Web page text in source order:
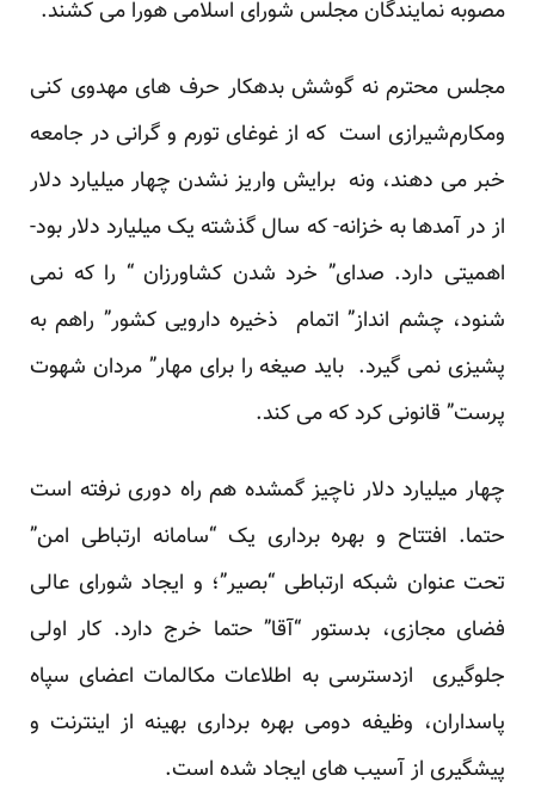
مصوبه نمایندگان مجلس شورای اسلامی هورا می کشند.
مجلس محترم نه گوشش بدهکار حرف های مهدوی کنی
ومکارم‌شیرازی است که از غوغای تورم و گرانی در جامعه
خبر می دهند، ونه برایش واریز نشدن چهار میلیارد دلار
از در آمدها به خزانه- که سال گذشته یک میلیارد دلار بود-
اهمیتی دارد. صدای” خرد شدن کشاورزان “ را که نمی
شنود، چشم انداز” اتمام ذخیره دارویی کشور” راهم به
پشیزی نمی گیرد. باید صیغه را برای مهار” مردان شهوت
پرست” قانونی کرد که می کند.
چهار میلیارد دلار ناچیز گمشده هم راه دوری نرفته است
حتما. افتتاح و بهره برداری یک “سامانه ارتباطی امن”
تحت عنوان شبکه ارتباطی “بصیر”؛ و ایجاد شورای عالی
فضای مجازی، بدستور “آقا” حتما خرج دارد. کار اولی
جلوگیری ازدسترسی به اطلاعات مکالمات اعضای سپاه
پاسداران، وظیفه دومی بهره برداری بهینه از اینترنت و
پیشگیری از آسیب های ایجاد شده است.